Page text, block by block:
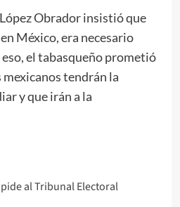
Obrador insistió que
México, era necesario
eso, el tabasqueño prometió
tendrán la
y que irán a la
al Tribunal Electoral